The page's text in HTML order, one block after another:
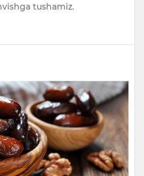
tushamiz.